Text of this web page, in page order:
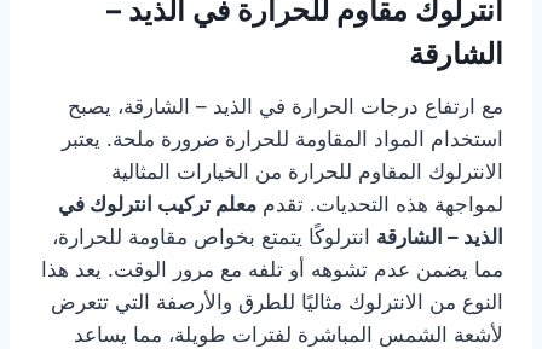
انترلوك مقاوم للحرارة في الذيد –
الشارقة
مع ارتفاع درجات الحرارة في الذيد – الشارقة، يصبح
استخدام المواد المقاومة للحرارة ضرورة ملحة. يعتبر
الانترلوك المقاوم للحرارة من الخيارات المثالية
لمواجهة هذه التحديات. تقدم معلم تركيب انترلوك في
الذيد – الشارقة انترلوكًا يتمتع بخواص مقاومة للحرارة،
مما يضمن عدم تشوهه أو تلفه مع مرور الوقت. يعد هذا
النوع من الانترلوك مثاليًا للطرق والأرصفة التي تتعرض
لأشعة الشمس المباشرة لفترات طويلة، مما يساعد